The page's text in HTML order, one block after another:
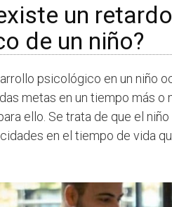
un
de un niño?
psicológico en un niño
metas en un tiempo más o
ello. Se trata de que el
en el tiempo de vida